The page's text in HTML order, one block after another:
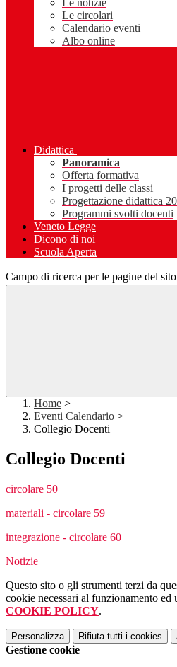
Le notizie
Le circolari
Calendario eventi
Albo online
Didattica
Panoramica
Offerta formativa
I progetti delle classi
Progettazione didattica
Programmi svolti docenti
Veneto Legge
Dicono di noi
Scuola Aperta
Campo di ricerca per le pagine del sito
Home >
Eventi Calendario >
Collegio Docenti
Collegio Docenti
circolare 50
materiali - circolare 59
integrazione - circolare 60
Notizie
Questo sito o gli strumenti terzi da
cookie necessari al funzionamento
COOKIE POLICY.
Personalizza Rifiuta tutti i cookies
Gestione cookie